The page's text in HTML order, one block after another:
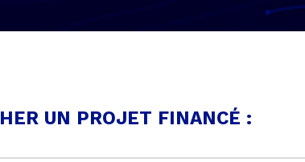
UN PROJET FINANCÉ :